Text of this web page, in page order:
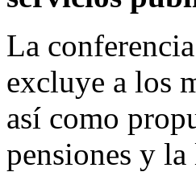
La
excluye a los
así como
pensiones y